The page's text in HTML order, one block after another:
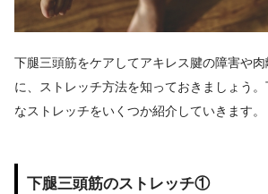
下腿三頭筋をケアしてアキレス腱の障害や
に、ストレッチ方法を知っておきましょう
なストレッチをいくつか紹介していきます。
下腿三頭筋のストレッチ①